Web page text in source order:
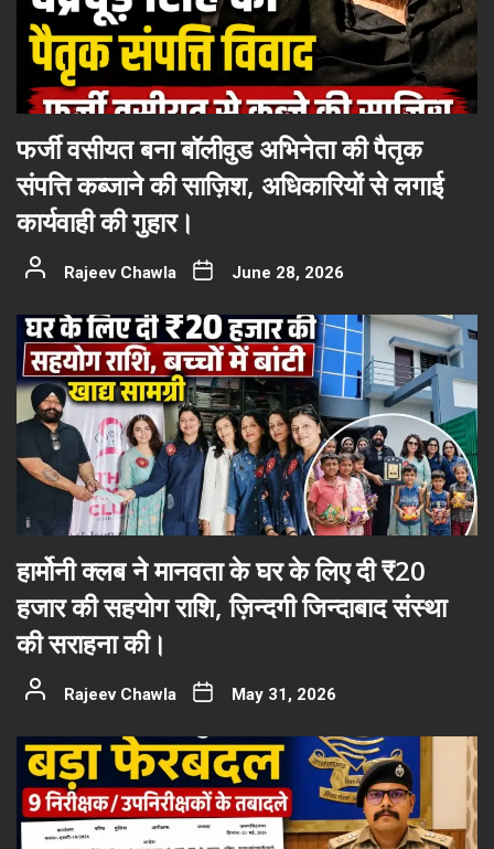
फर्जी वसीयत बना बॉलीवुड अभिनेता की पैतृक
संपत्ति कब्जाने की साज़िश, अधिकारियों से लगाई
कार्यवाही की गुहार।
Rajeev Chawla June 28, 2026
हार्मोनी क्लब ने मानवता के घर के लिए दी ₹20
हजार की सहयोग राशि, ज़िन्दगी जिन्दाबाद संस्था
की सराहना की।
Rajeev Chawla May 31, 2026